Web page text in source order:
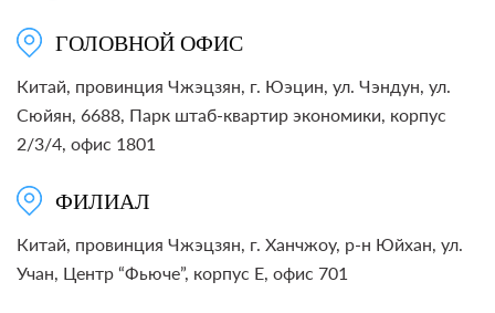
ГОЛОВНОЙ ОФИС
Китай, провинция Чжэцзян, г. Юэцин, ул. Чэндун, ул.
Сюйян, 6688, Парк штаб-квартир экономики, корпус
2/3/4, офис 1801
ФИЛИАЛ
Китай, провинция Чжэцзян, г. Ханчжоу, р-н Юйхан, ул.
Учан, Центр “Фьюче”, корпус E, офис 701